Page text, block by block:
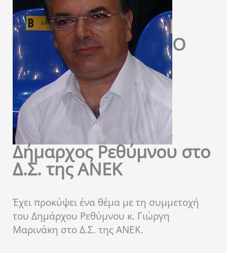
Ο
Δήμαρχος Ρεθύμνου στο
Δ.Σ. της ΑΝΕΚ
Έχει προκύψει ένα θέμα με τη συμμετοχή
του Δημάρχου Ρεθύμνου κ. Γιώργη
Μαρινάκη στο Δ.Σ. της ΑΝΕΚ.